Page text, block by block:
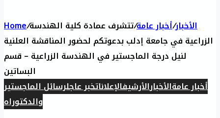
Home/ الأخبار/أخبار عامة/تتشرف عمادة كلية الهندسة
الزراعية في جامعة إدلب بدعوتكم لحضور المناقشة العلنية
لنيل درجة الماجستير في الهندسة الزراعية – قسم
البساتين
أخبار عامةالأخبارالأرشيفالإعلاناتخبر عاجلرسائل الماجستير
والدكتوراه